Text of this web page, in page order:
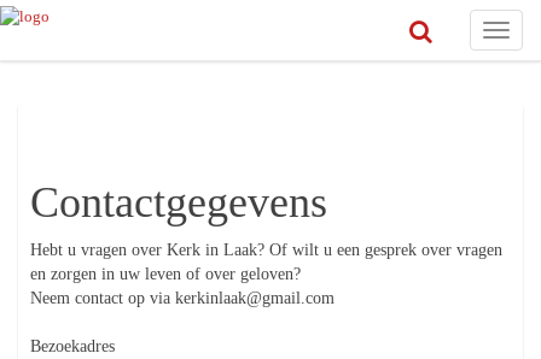
Toggle
Contactgegevens
Hebt u vragen over Kerk in Laak? Of wilt u een gesprek over vragen
en zorgen in uw leven of over geloven?
Neem contact op via kerkinlaak@gmail.com
Bezoekadres